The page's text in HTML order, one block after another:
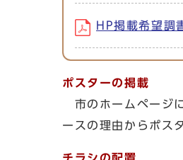
HP掲載希望調
ポスターの掲載
市のホームページ
ースの理由からポス